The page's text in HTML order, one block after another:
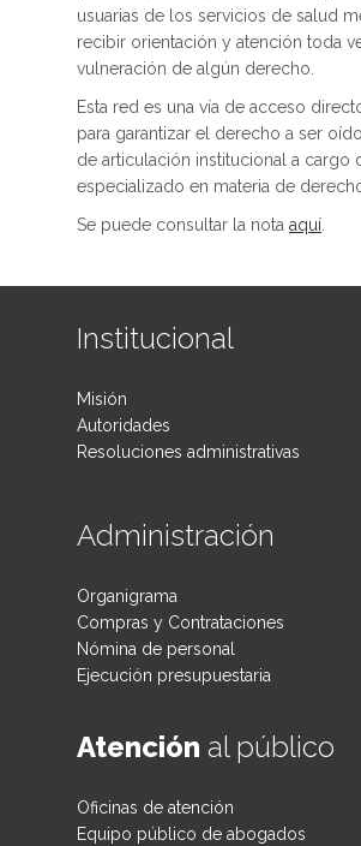
usuarias de los servicios de salud
recibir orientación y atención toda
vulneración de algún derecho.
Esta red es una vía de acceso
para garantizar el derecho a ser
de articulación institucional a cargo
especializado en materia de
Se puede consultar la nota aquí
Institucional
Misión
Autoridades
Resoluciones administrativas
Administración
Organigrama
Compras y Contrataciones
Nómina de personal
Ejecución presupuestaria
Atención al público
Oficinas de atención
Equipo público de abogados